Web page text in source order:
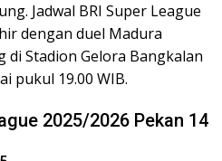
Jadwal BRI Super League
dengan duel Madura
di Stadion Gelora Bangkalan
pukul 19.00 WIB.
2025/2026 Pekan 14